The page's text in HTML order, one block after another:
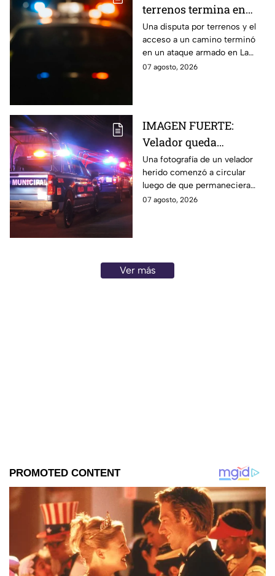
terrenos termina en
ataque armado en
Chihuahua; padre
muere y su hijo queda
herido
Una disputa por terrenos y el
acceso a un camino terminó
en un ataque armado en La
Regina, Chihuahua, donde un
07 agosto, 2026
IMAGEN FUERTE:
Velador queda
gravemente herido tras
ataque con arma
blanca en
Aguascalientes
Una fotografía de un velador
herido comenzó a circular
luego de que permaneciera
varias horas hospitalizado tras
07 agosto, 2026
Ver más